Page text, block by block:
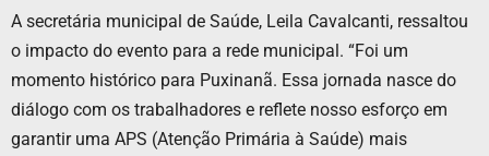
A secretária municipal de Saúde, Leila Cavalcanti, ressaltou
o impacto do evento para a rede municipal. “Foi um
momento histórico para Puxinanã. Essa jornada nasce do
diálogo com os trabalhadores e reflete nosso esforço em
garantir uma APS (Atenção Primária à Saúde) mais